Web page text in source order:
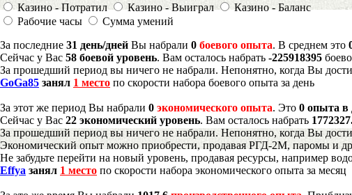
Казино - Потратил
Казино - Выиграл
Казино - Баланс
Рабочие часы
Сумма умений
За последние 31 день/дней Вы набрали 0 боевого опыта. В среднем это
Сейчас у Вас 58 боевой уровень. Вам осталось набрать -225918395
За прошедший период вы ничего не набрали. Непонятно, когда Вы
GoGa85 занял 1 место по скорости набора боевого опыта за день
За этот же период Вы набрали 0 экономического опыта. Это 0 опыта в
Сейчас у Вас 22 экономический уровень. Вам осталось набрать
За прошедший период вы ничего не набрали. Непонятно, когда Вы
Экономический опыт можно приобрести, продавая РГД-2М, паромы и
Не забудьте перейти на новый уровень, продавая ресурсы, например
Effya занял 1 место по скорости набора экономического опыта за месяц